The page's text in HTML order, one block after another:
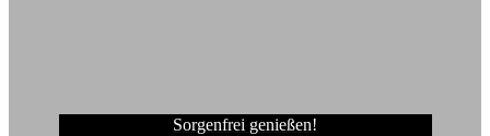
Sorgenfrei genießen!